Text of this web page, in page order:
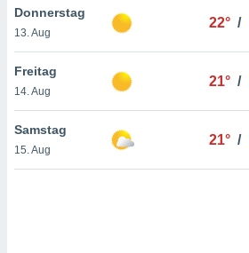
Donnerstag
13. Aug
22° /
Freitag
14. Aug
21° /
Samstag
15. Aug
21° /